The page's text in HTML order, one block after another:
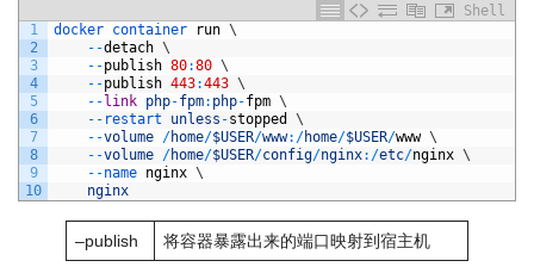
Shell
1
2
3
4
5
6
7
8
9
10
docker container run \
--detach \
--publish 80:80 \
--publish 443:443 \
--link php-fpm: php-fpm \
-- restart unless -stopped
\
--volume /home/$USER/www: /home/$USER/www \
--volume /home/$USER/config/nginx: /etc/nginx \
--name nginx \
nginx
–publish 将容器暴露出来的端口映射到宿主机